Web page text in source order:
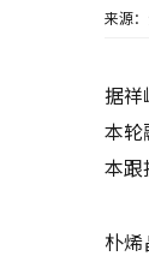
来源
据
本轮
本跟
朴